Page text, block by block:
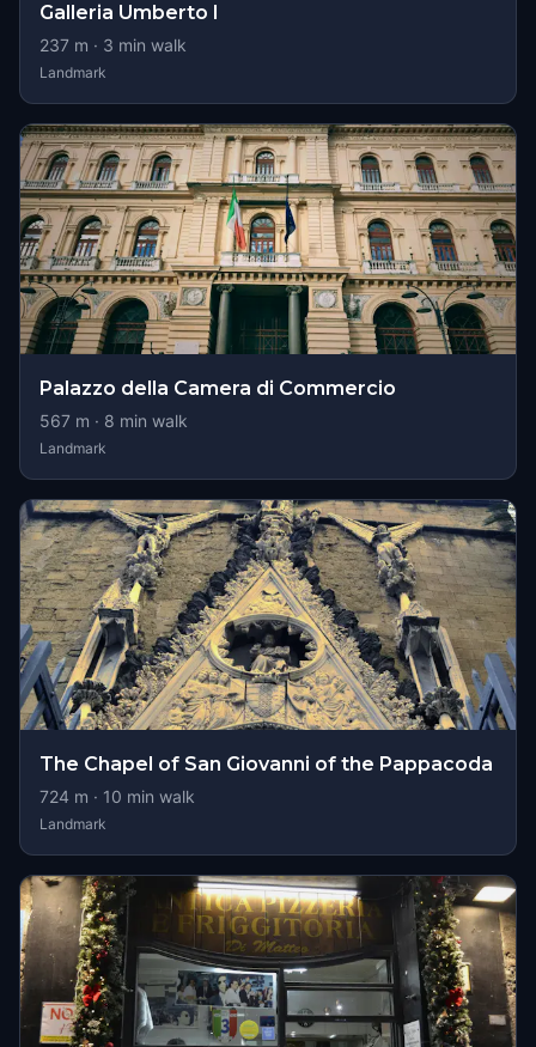
Galleria Umberto I
237 m · 3 min walk
Landmark
Palazzo della Camera di Commercio
567 m · 8 min walk
Landmark
The Chapel of San Giovanni of the Pappacoda
724 m · 10 min walk
Landmark